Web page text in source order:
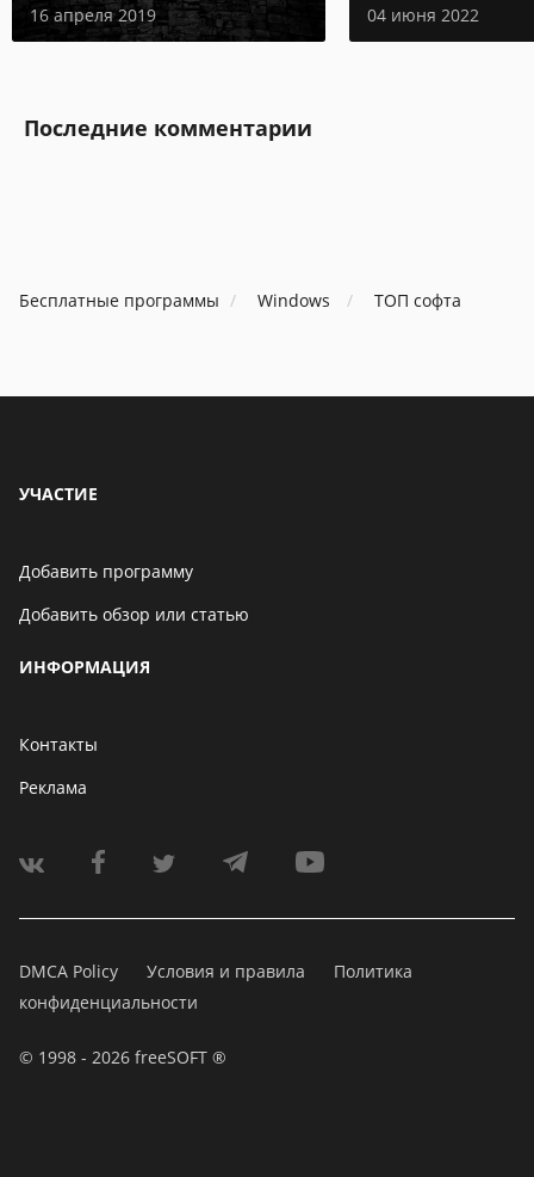
16 апреля 2019 04 июня 2022
Последние комментарии
Бесплатные программы Windows ТОП софта
УЧАСТИЕ
Добавить программу
Добавить обзор или статью
ИНФОРМАЦИЯ
Контакты
Реклама
DMCA Policy Условия и правила
Политика
конфиденциальности
© 1998 - 2026 freeSOFT ®